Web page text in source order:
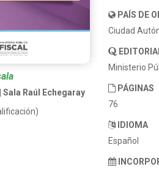
Raúl Echegaray
PAÍS DE
Ciudad
Ministerio
PÁGINAS
76
IDIOMA
Español